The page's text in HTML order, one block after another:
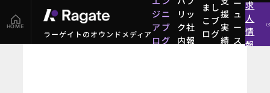
HOME
ラーゲイトのオウンドメディア
ジニ
アブ
ログ
リッ
ク社
内報
まし
こブ
ログ
まし
援
実
績
ュ
ー
ス
求
人
情
報